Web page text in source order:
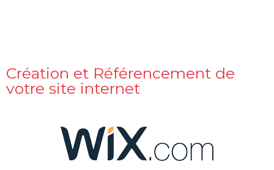
Création et Référencement de
votre site internet